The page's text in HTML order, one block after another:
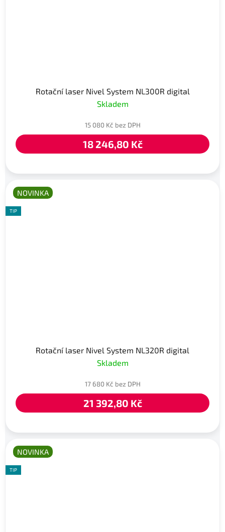
Rotační laser Nivel System NL300R digital
Skladem
15 080 Kč bez DPH
18 246,80 Kč
NOVINKA
TIP
Rotační laser Nivel System NL320R digital
Skladem
17 680 Kč bez DPH
21 392,80 Kč
NOVINKA
TIP